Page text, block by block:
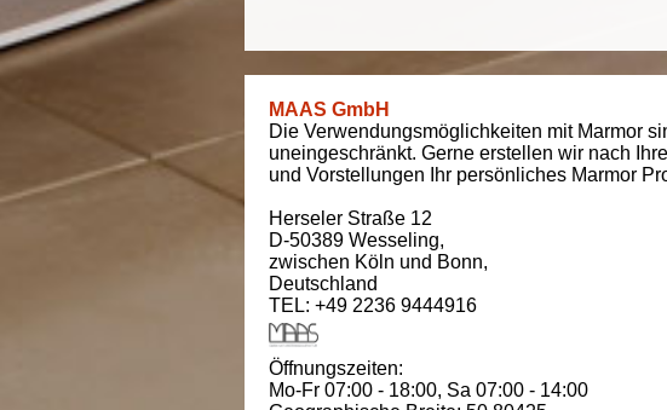
MAAS GmbH
Die Verwendungsmöglichkeiten mit Marmor
uneingeschränkt. Gerne erstellen wir nach
und Vorstellungen Ihr persönliches Marmor
Herseler Straße 12
D-50389 Wesseling,
zwischen Köln und Bonn,
Deutschland
TEL: +49 2236 9444916
Öffnungszeiten:
Mo-Fr 07:00 - 18:00, Sa 07:00 - 14:00